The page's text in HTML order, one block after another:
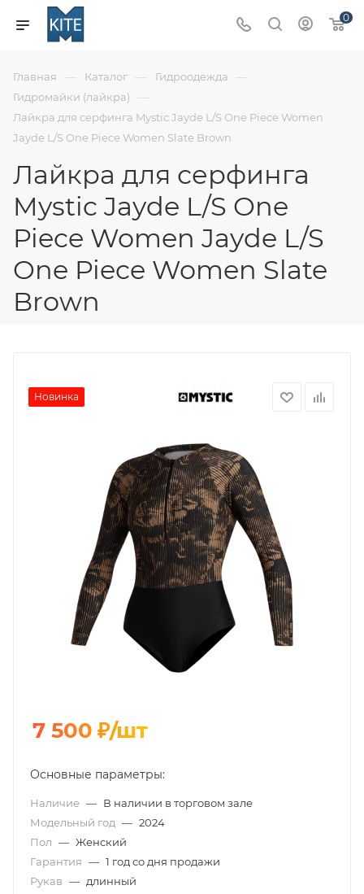
0
Главная — Каталог — Гидроодежда —
Гидромайки (лайкра) —
Лайкра для серфинга Mystic Jayde L/S One Piece Women
Jayde L/S One Piece Women Slate Brown
Лайкра для серфинга
Mystic Jayde L/S One
Piece Women Jayde L/S
One Piece Women Slate
Brown
Новинка
7 500 ₽/шт
Основные параметры:
Наличие — В наличии в торговом зале
Модельный год — 2024
Пол — Женский
Гарантия — 1 год со дня продажи
Рукав — длинный